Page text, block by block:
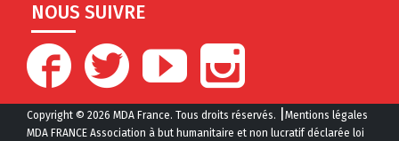
NOUS SUIVRE
Copyright © 2026 MDA France. Tous droits réservés.
Mentions légales
MDA FRANCE Association à but humanitaire et non lucratif déclarée loi